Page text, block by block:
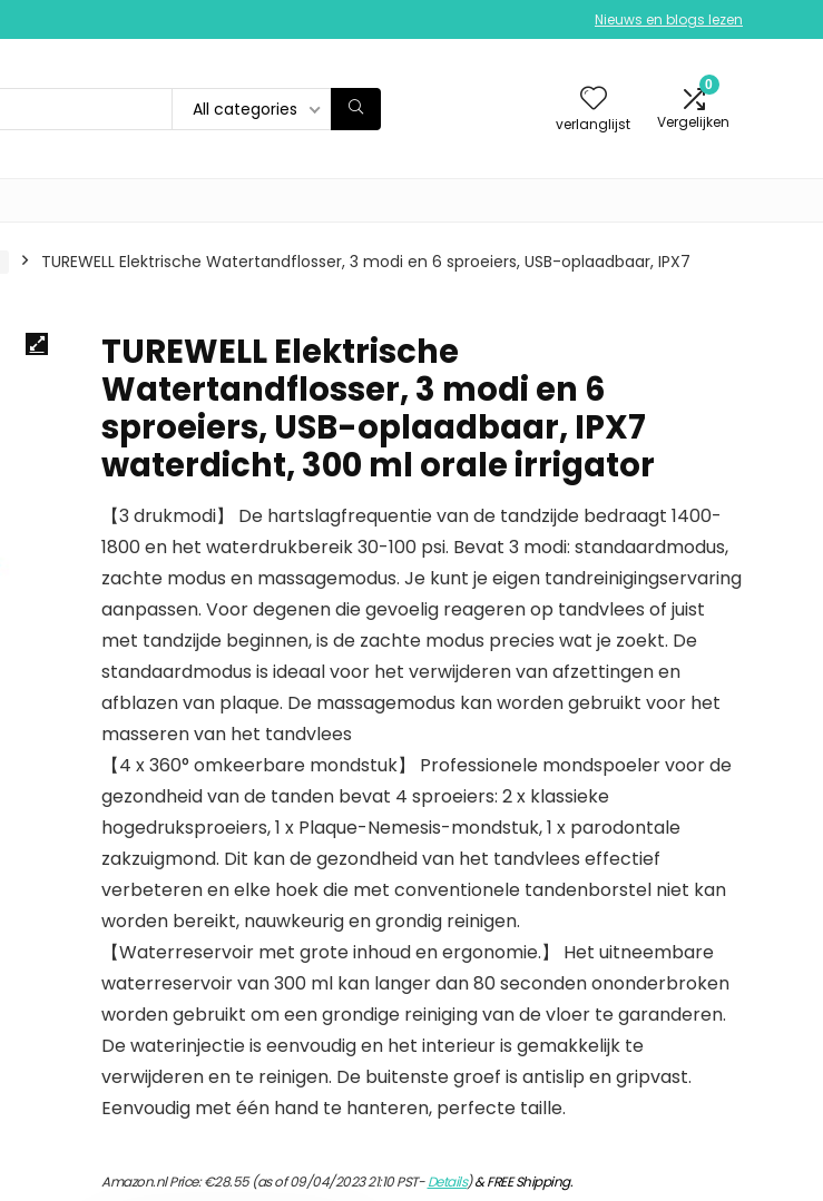
Nieuws en blogs lezen
All categories
verlanglijst
0
Vergelijken
TUREWELL Elektrische Watertandflosser, 3 modi en 6 sproeiers, USB-oplaadbaar, IPX7
TUREWELL Elektrische
Watertandflosser, 3 modi en 6
sproeiers, USB-oplaadbaar, IPX7
waterdicht, 300 ml orale irrigator
【3 drukmodi】 De hartslagfrequentie van de tandzijde bedraagt 1400-
1800 en het waterdrukbereik 30-100 psi. Bevat 3 modi: standaardmodus,
zachte modus en massagemodus. Je kunt je eigen tandreinigingservaring
aanpassen. Voor degenen die gevoelig reageren op tandvlees of juist
met tandzijde beginnen, is de zachte modus precies wat je zoekt. De
standaardmodus is ideaal voor het verwijderen van afzettingen en
afblazen van plaque. De massagemodus kan worden gebruikt voor het
masseren van het tandvlees
【4 x 360° omkeerbare mondstuk】 Professionele mondspoeler voor de
gezondheid van de tanden bevat 4 sproeiers: 2 x klassieke
hogedruksproeiers, 1 x Plaque-Nemesis-mondstuk, 1 x parodontale
zakzuigmond. Dit kan de gezondheid van het tandvlees effectief
verbeteren en elke hoek die met conventionele tandenborstel niet kan
worden bereikt, nauwkeurig en grondig reinigen.
【Waterreservoir met grote inhoud en ergonomie.】 Het uitneembare
waterreservoir van 300 ml kan langer dan 80 seconden ononderbroken
worden gebruikt om een grondige reiniging van de vloer te garanderen.
De waterinjectie is eenvoudig en het interieur is gemakkelijk te
verwijderen en te reinigen. De buitenste groef is antislip en gripvast.
Eenvoudig met één hand te hanteren, perfecte taille.
Amazon.nl Price:€28.55(as of 09/04/2023 21:10 PST-Details)&FREE Shipping.